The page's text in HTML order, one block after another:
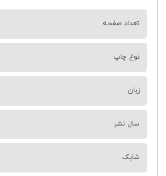
تعداد صفحه
نوع چاپ
زبان
سال نشر
شابک